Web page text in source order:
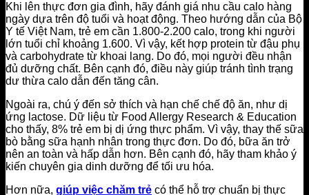
Khi lên thực đơn gia đình, hãy đánh giá nhu cầu calo hàng
ngày dựa trên độ tuổi và hoạt động. Theo hướng dẫn của Bộ
Y tế Việt Nam, trẻ em cần 1.800-2.200 calo, trong khi người
lớn tuổi chỉ khoảng 1.600. Vì vậy, kết hợp protein từ đậu phụ
và carbohydrate từ khoai lang. Do đó, mọi người đều nhận
đủ dưỡng chất. Bên cạnh đó, điều này giúp tránh tình trạng
dư thừa calo dẫn đến tăng cân.
Ngoài ra, chú ý đến sở thích và hạn chế chế độ ăn, như dị
ứng lactose. Dữ liệu từ Food Allergy Research & Education
cho thấy, 8% trẻ em bị dị ứng thực phẩm. Vì vậy, thay thế sữa
bò bằng sữa hạnh nhân trong thực đơn. Do đó, bữa ăn trở
nên an toàn và hấp dẫn hơn. Bên cạnh đó, hãy tham khảo ý
kiến chuyên gia dinh dưỡng để tối ưu hóa.
Hơn nữa, giúp việc chăm trẻ có thể hỗ trợ chuẩn bị thực